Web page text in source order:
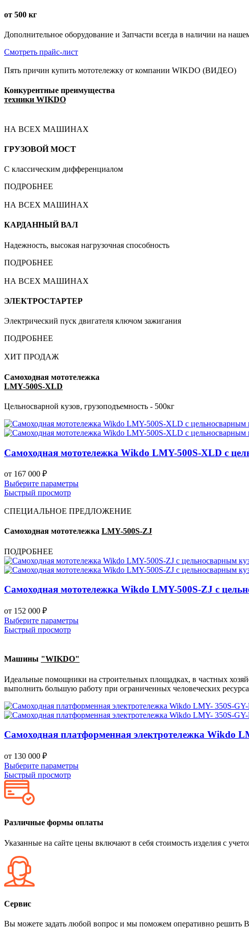
от 500 кг
Дополнительное оборудование и Запчасти всегда в наличии на
Смотреть прайс-лист
Пять причин купить мототележку от компании WIKDO (ВИДЕО)
Конкурентные преимущества
техники WIKDO
НА ВСЕХ МАШИНАХ
ГРУЗОВОЙ МОСТ
С классическим дифференциалом
ПОДРОБНЕЕ
НА ВСЕХ МАШИНАХ
КАРДАННЫЙ ВАЛ
Надежность, высокая нагрузочная способность
ПОДРОБНЕЕ
НА ВСЕХ МАШИНАХ
ЭЛЕКТРОСТАРТЕР
Электрический пуск двигателя ключом зажигания
ПОДРОБНЕЕ
ХИТ ПРОДАЖ
Самоходная мототележка
LMY-500S-XLD
Цельносварной кузов, грузоподъемность - 500кг
Самоходная мототележка Wikdo LMY-500S-XLD с
от 167 000 ₽
Выберите параметры
Быстрый просмотр
СПЕЦИАЛЬНОЕ ПРЕДЛОЖЕНИЕ
Самоходная мототележка LMY-500S-ZJ
ПОДРОБНЕЕ
Самоходная мототележка Wikdo LMY-500S-ZJ с
от 152 000 ₽
Выберите параметры
Быстрый просмотр
Машины "WIKDO"
Идеальные помощники на строительных площадках, в частных
выполнить большую работу при ограниченных человеческих
Самоходная платформенная электротележка Wikdo
от 130 000 ₽
Выберите параметры
Быстрый просмотр
Различные формы оплаты
Указанные на сайте цены включают в себя стоимость изделия с
Сервис
Вы можете задать любой вопрос и мы поможем оперативно решить